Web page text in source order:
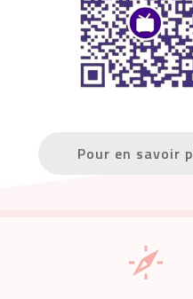
Pour en savoir